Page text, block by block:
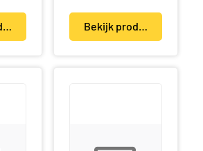
Bekijk product(en) Bekijk product(en)